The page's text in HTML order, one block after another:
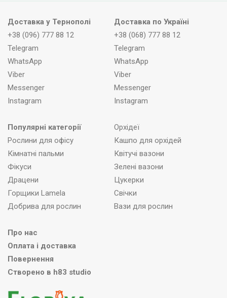
Доставка у Тернополі
+38 (096) 777 88 12
Telegram
WhatsApp
Viber
Messenger
Instagram
Популярні категорії
Рослини для офісу
Кімнатні пальми
Фікуси
Драцени
Горщики Lamela
Добрива для рослин
Про нас
Оплата і доставка
Повернення
Створено в h83 studio
Доставка по Україні
+38 (068) 777 88 12
Telegram
WhatsApp
Viber
Messenger
Instagram
Орхідеї
Кашпо для орхідей
Квітучі вазони
Зелені вазони
Цукерки
Свічки
Вази для рослин